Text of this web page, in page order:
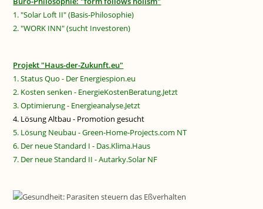
1. "Solar Loft II" (Basis-Philosophie)
2. "WORK INN" (sucht Investoren)
Projekt "Haus-der-Zukunft.eu"
1. Status Quo - Der Energiespion.eu
2. Kosten senken - EnergieKostenBeratung.Jetzt
3. Optimierung - Energieanalyse.Jetzt
4. Lösung Altbau - Promotion gesucht
5. Lösung Neubau - Green-Home-Projects.com NT
6. Der neue Standard I - Das.Klima.Haus
7. Der neue Standard II - Autarky.Solar NF